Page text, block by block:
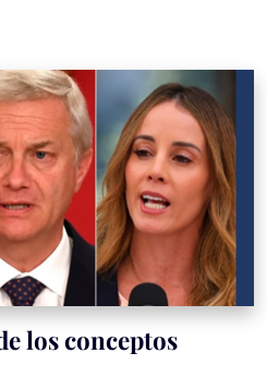
los conceptos